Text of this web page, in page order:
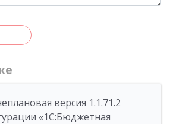
версия 1.1.71.2
«1C:Бюджетная